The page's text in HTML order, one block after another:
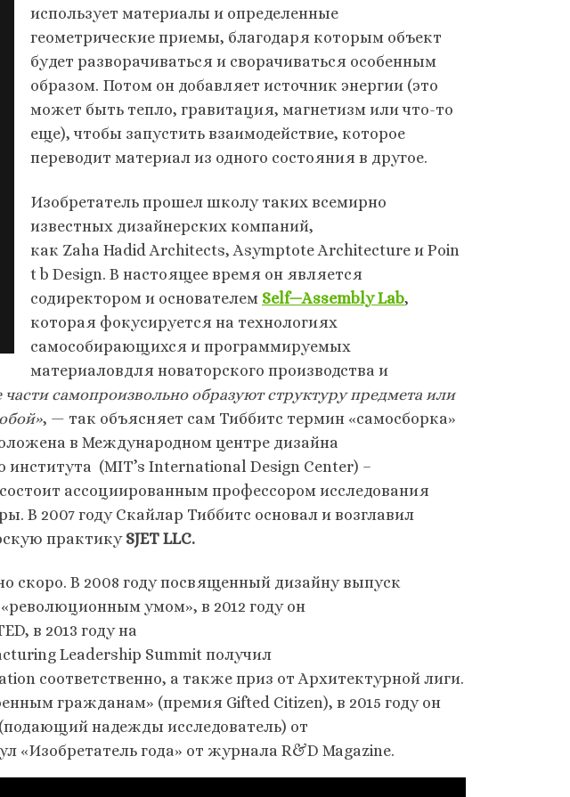
использует материалы и определенные
геометрические приемы, благодаря которым объект
будет разворачиваться и сворачиваться особенным
образом. Потом он добавляет источник энергии (это
может быть тепло, гравитация, магнетизм или что-то
еще), чтобы запустить взаимодействие, которое
переводит материал из одного состояния в другое.
Изобретатель прошел школу таких всемирно
известных дизайнерских компаний,
как Zaha Hadid Architects, Asymptote Architecture и Poin
t b Design. В настоящее время он является
содиректором и основателем Self—Assembly Lab,
которая фокусируется на технологиях
самособирающихся и программируемых
материаловдля новаторского производства и
самопроизвольно образуют структуру предмета или
, — так объясняет сам Тиббитс термин «самосборка»
в Международном центре дизайна
института (MIT’s International Design Center) –
ассоциированным профессором исследования
В 2007 году Скайлар Тиббитс основал и возглавил
практику SJET LLC.
скоро. В 2008 году посвященный дизайну выпуск
умом», в 2012 году он
в 2013 году на
Leadership Summit получил
соответственно, а также приз от Архитектурной лиги.
гражданам» (премия Gifted Citizen), в 2015 году он
надежды исследователь) от
«Изобретатель года» от журнала R&D Magazine.